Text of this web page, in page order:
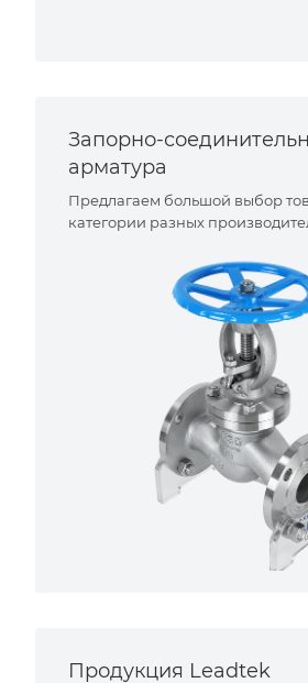
Запорно-
арматура
Предлагаем большой выбор
категории разных
Продукция Leadtek